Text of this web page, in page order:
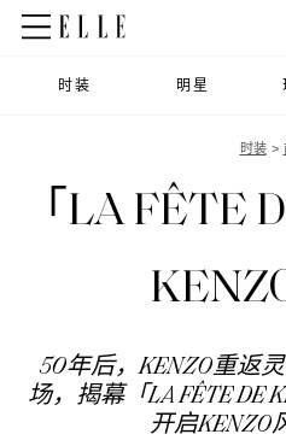
时装 明星
时装
「LA FÊTE
50年后，KENZO重返
场，揭幕「LA FÊTE DE
开启KENZO